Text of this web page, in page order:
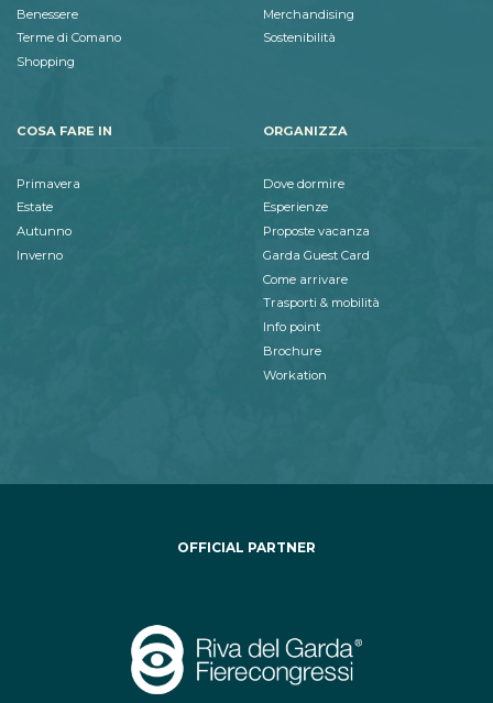
Benessere
Terme di Comano
Shopping
Merchandising
Sostenibilità
COSA FARE IN
Primavera
Estate
Autunno
Inverno
ORGANIZZA
Dove dormire
Esperienze
Proposte vacanza
Garda Guest Card
Come arrivare
Trasporti & mobilità
Info point
Brochure
Workation
OFFICIAL PARTNER